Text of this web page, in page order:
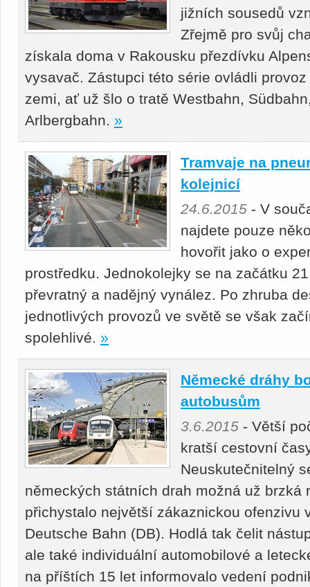
jižních sousedů
Zřejmě pro svůj
získala doma v Rakousku přezdívku
vysavač. Zástupci této série ovládli
zemi, ať už šlo o tratě Westbahn,
Arlbergbahn. »
Tramvaje na
kolejnicí
24.6.2015 - V
najdete pouze
hovořit jako o
prostředku. Jednokolejky se na začátku
převratný a nadějný vynález. Po zhruba
jednotlivých provozů ve světě se však
spolehlivé. »
Německé dráhy
autobusům
3.6.2015 - Větší
kratší cestovní
Neuskutečnitelný
německých státních drah možná už brzká
přichystalo největší zákaznickou ofenzivu
Deutsche Bahn (DB). Hodlá tak čelit
ale také individuální automobilové a
na příštích 15 let informovalo vedení